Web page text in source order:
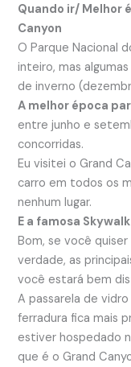
Quando ir/ Melhor
Canyon
O Parque Nacional
inteiro, mas
de inverno
A melhor época
entre junho e
concorridas.
Eu visitei o Grand
carro em todos os
nenhum lugar.
E a famosa
Bom, se você
verdade, as
você estará bem
A passarela de
ferradura fica mais
estiver hospedado
que é o Grand